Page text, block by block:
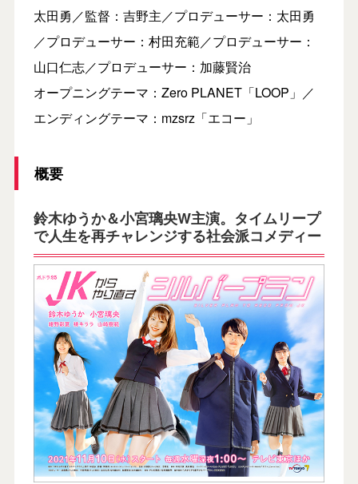
太田勇／監督：吉野主／プロデューサー：太田勇
／プロデューサー：村田充範／プロデューサー：
山口仁志／プロデューサー：加藤賢治
オープニングテーマ：Zero PLANET「LOOP」／
エンディングテーマ：mzsrz「エコー」
概要
鈴木ゆうか＆小宮璃央W主演。タイムリープ
で人生を再チャレンジする社会派コメディー